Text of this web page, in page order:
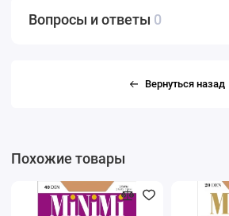
Вопросы и ответы 0
Вернуться назад
Похожие товары